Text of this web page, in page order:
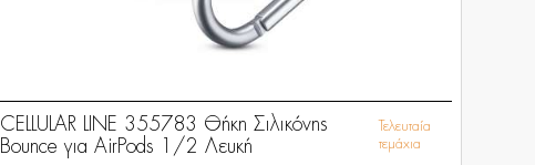
CELLULAR LINE 355783 Θήκη Σιλικόνης
Bounce για AirPods 1/2 Λευκή
Τελευταία
τεμάχια